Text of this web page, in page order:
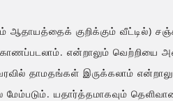
ஆதாயத்தைக் குறிக்கும் வீட்டில்)
என்றாலும் வெற்றியை
தாமதங்கள் இருக்கலாம்
மேம்படும். யதார்த்தமாகவும்